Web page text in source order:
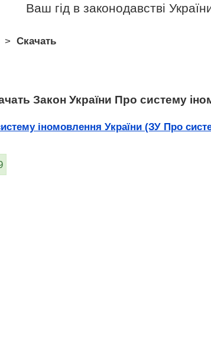
Ваш гід в законодавстві
> Скачать
Закон України Про систему
іномовлення України (ЗУ Про